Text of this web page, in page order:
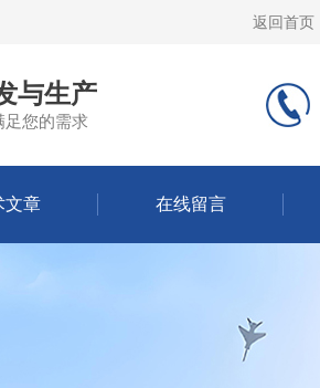
返回首页
与生产
足您的需求
文章 在线留言